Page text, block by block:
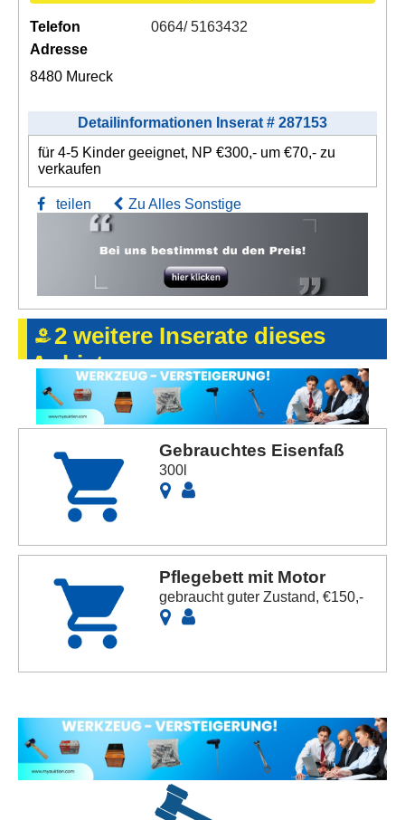
Telefon
0664/ 5163432
Adresse
8480 Mureck
Detailinformationen Inserat # 287153
für 4-5 Kinder geeignet, NP €300,- um €70,- zu
verkaufen
teilen Zu Alles Sonstige
2 weitere Inserate dieses
Anbieters
Gebrauchtes Eisenfaß
300l
Pflegebett mit Motor
gebraucht guter Zustand, €150,-